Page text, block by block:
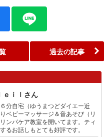
過去の記事
ｉｌさん
分自宅（ゆうまつどダイエー近
ベビーマッサージ＆音あそび（リ
ンパケア教室を開いてます。ティ
るお話しもとても好評です。